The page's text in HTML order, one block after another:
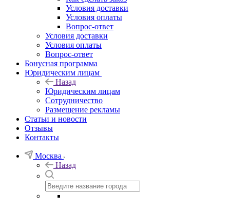
Условия доставки
Условия оплаты
Вопрос-ответ
Условия доставки
Условия оплаты
Вопрос-ответ
Бонусная программа
Юридическим лицам
Назад
Юридическим лицам
Сотрудничество
Размещение рекламы
Статьи и новости
Отзывы
Контакты
Москва
Назад